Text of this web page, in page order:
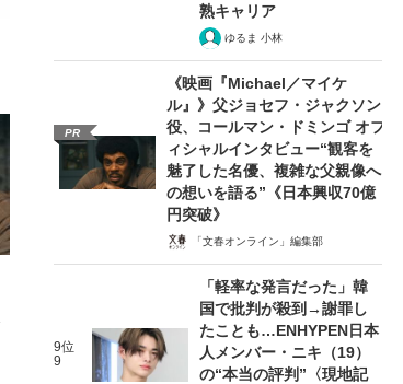
熟キャリア
ゆるま 小林
PR
《映画『Michael／マイケ
ル』》父ジョセフ・ジャクソン
役、コールマン・ドミンゴ オフ
ィシャルインタビュー“観客を
魅了した名優、複雑な父親像へ
の想いを語る”《日本興収70億
円突破》
「文春オンライン」編集部
9位
9
「軽率な発言だった」韓
国で批判が殺到→謝罪し
たことも…ENHYPEN日本
人メンバー・ニキ（19）
の“本当の評判”〈現地記